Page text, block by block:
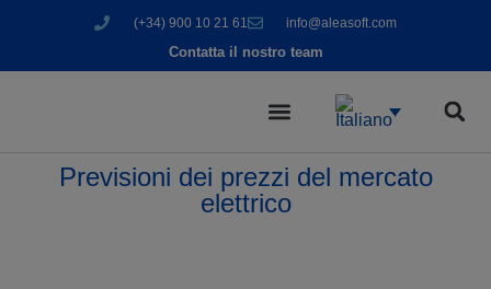
(+34) 900 10 21 61 info@aleasoft.com
Contatta il nostro team
Previsioni dei prezzi del mercato
elettrico